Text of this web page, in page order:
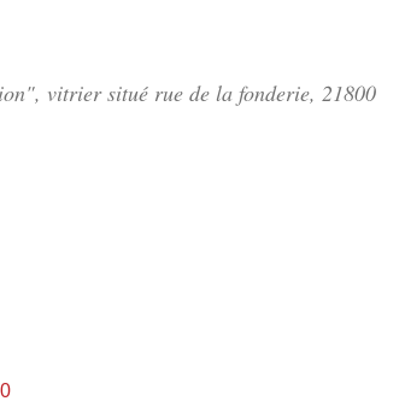
vitrier situé rue de la fonderie, 21800